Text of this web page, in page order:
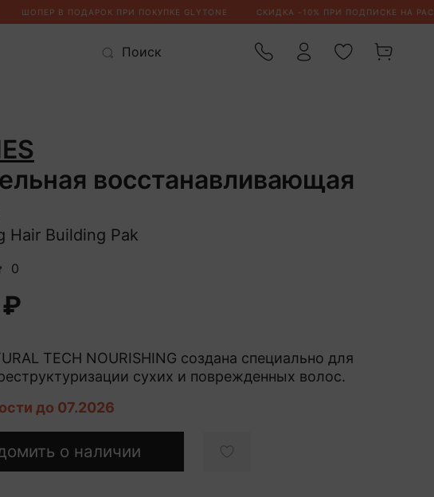
0
восстанавливающая
Hair Building Pak
о наличии
TECH NOURISHING создана специально для
сухих и поврежденных волос.
до 07.2026